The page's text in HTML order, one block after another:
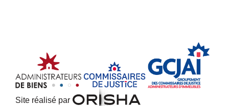
Site réalisé par